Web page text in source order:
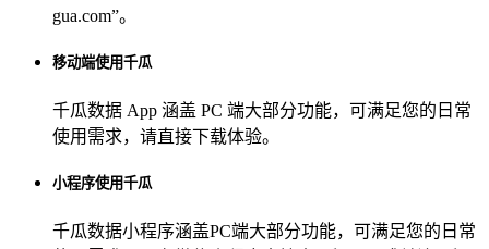
gua.com”。
移动端使用千瓜
千瓜数据 App 涵盖 PC 端大部分功能，可满足您的日常
使用需求，请直接下载体验。
小程序使用千瓜
千瓜数据小程序涵盖PC端大部分功能，可满足您的日常